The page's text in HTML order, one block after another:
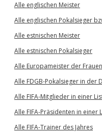
Alle englischen Meister
Alle englischen Pokalsieger
Alle estnischen Meister
Alle estnischen Pokalsieger
Alle Europameister der Frauen
Alle FDGB-Pokalsieger in der
Alle FIFA-Mitglieder in einer
Alle FIFA-Präsidenten in einer
Alle FIFA-Trainer des Jahres